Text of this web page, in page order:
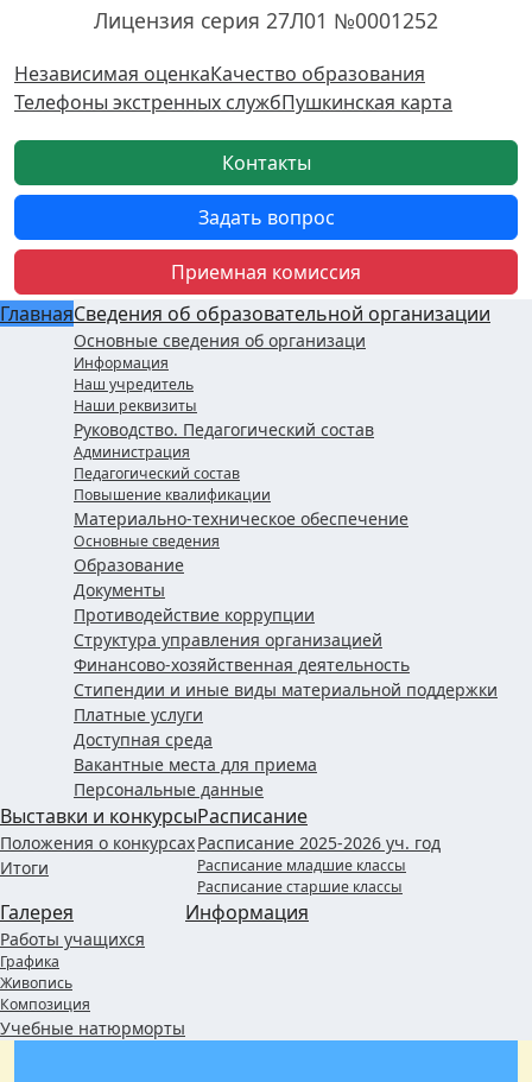
Лицензия серия 27Л01 №0001252
Независимая оценкаКачество образования
Телефоны экстренных службПушкинская карта
Контакты
Задать вопрос
Приемная комиссия
ГлавнаяСведения об образовательной организации
Основные сведения об организаци
Информация
Наш учредитель
Наши реквизиты
Руководство. Педагогический состав
Администрация
Педагогический состав
Повышение квалификации
Материально-техническое обеспечение
Основные сведения
Образование
Документы
Противодействие коррупции
Структура управления организацией
Финансово-хозяйственная деятельность
Стипендии и иные виды материальной поддержки
Платные услуги
Доступная среда
Вакантные места для приема
Персональные данные
Выставки и конкурсы
Положения о конкурсах
Итоги
Расписание
Расписание 2025-2026 уч. год
Расписание младшие классы
Расписание старшие классы
Галерея
Работы учащихся
Графика
Живопись
Композиция
Учебные натюрморты
Информация